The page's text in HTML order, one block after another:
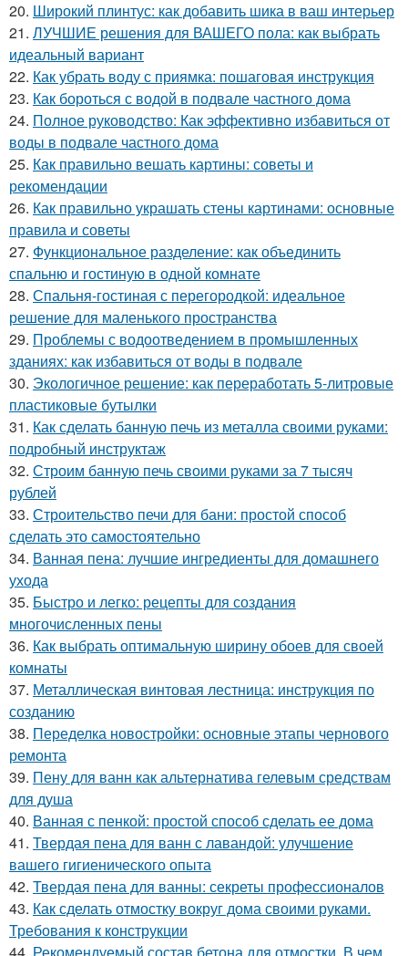
20. Широкий плинтус: как добавить шика в ваш интерьер
21. ЛУЧШИЕ решения для ВАШЕГО пола: как выбрать
идеальный вариант
22. Как убрать воду с приямка: пошаговая инструкция
23. Как бороться с водой в подвале частного дома
24. Полное руководство: Как эффективно избавиться от
воды в подвале частного дома
25. Как правильно вешать картины: советы и
рекомендации
26. Как правильно украшать стены картинами: основные
правила и советы
27. Функциональное разделение: как объединить
спальню и гостиную в одной комнате
28. Спальня-гостиная с перегородкой: идеальное
решение для маленького пространства
29. Проблемы с водоотведением в промышленных
зданиях: как избавиться от воды в подвале
30. Экологичное решение: как переработать 5-литровые
пластиковые бутылки
31. Как сделать банную печь из металла своими руками:
подробный инструктаж
32. Строим банную печь своими руками за 7 тысяч
рублей
33. Строительство печи для бани: простой способ
сделать это самостоятельно
34. Ванная пена: лучшие ингредиенты для домашнего
ухода
35. Быстро и легко: рецепты для создания
многочисленных пены
36. Как выбрать оптимальную ширину обоев для своей
комнаты
37. Металлическая винтовая лестница: инструкция по
созданию
38. Переделка новостройки: основные этапы чернового
ремонта
39. Пену для ванн как альтернатива гелевым средствам
для душа
40. Ванная с пенкой: простой способ сделать ее дома
41. Твердая пена для ванн с лавандой: улучшение
вашего гигиенического опыта
42. Твердая пена для ванны: секреты профессионалов
43. Как сделать отмостку вокруг дома своими руками.
Требования к конструкции